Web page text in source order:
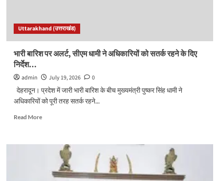
Uttarakhand (उत्तराखंड)
भारी बारिश पर अलर्ट, सीएम धामी ने अधिकारियों को सतर्क रहने के दिए
निर्देश…
admin July 19, 2026
0
देहरादून। प्रदेश में जारी भारी बारिश के बीच मुख्यमंत्री पुष्कर सिंह धामी ने
अधिकारियों को पूरी तरह सतर्क रहने...
Read MoreRead
भारी
अलर्ट,